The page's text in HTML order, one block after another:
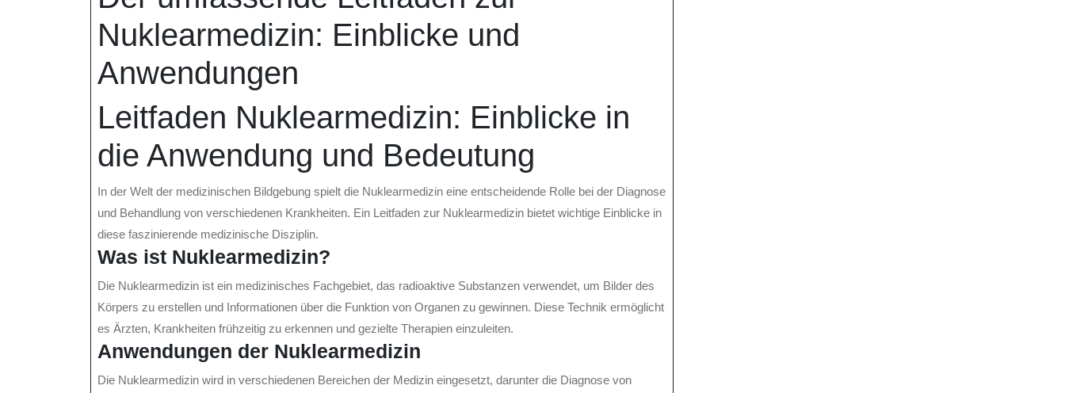
Nuklearmedizin: Einblicke und
Anwendungen
Leitfaden Nuklearmedizin: Einblicke in
die Anwendung und Bedeutung
In der Welt der medizinischen Bildgebung spielt die Nuklearmedizin eine entscheidende Rolle bei der Diagnose
und Behandlung von verschiedenen Krankheiten. Ein Leitfaden zur Nuklearmedizin bietet wichtige Einblicke in
diese faszinierende medizinische Disziplin.
Was ist Nuklearmedizin?
Die Nuklearmedizin ist ein medizinisches Fachgebiet, das radioaktive Substanzen verwendet, um Bilder des
Körpers zu erstellen und Informationen über die Funktion von Organen zu gewinnen. Diese Technik ermöglicht
es Ärzten, Krankheiten frühzeitig zu erkennen und gezielte Therapien einzuleiten.
Anwendungen der Nuklearmedizin
Die Nuklearmedizin wird in verschiedenen Bereichen der Medizin eingesetzt, darunter die Diagnose von